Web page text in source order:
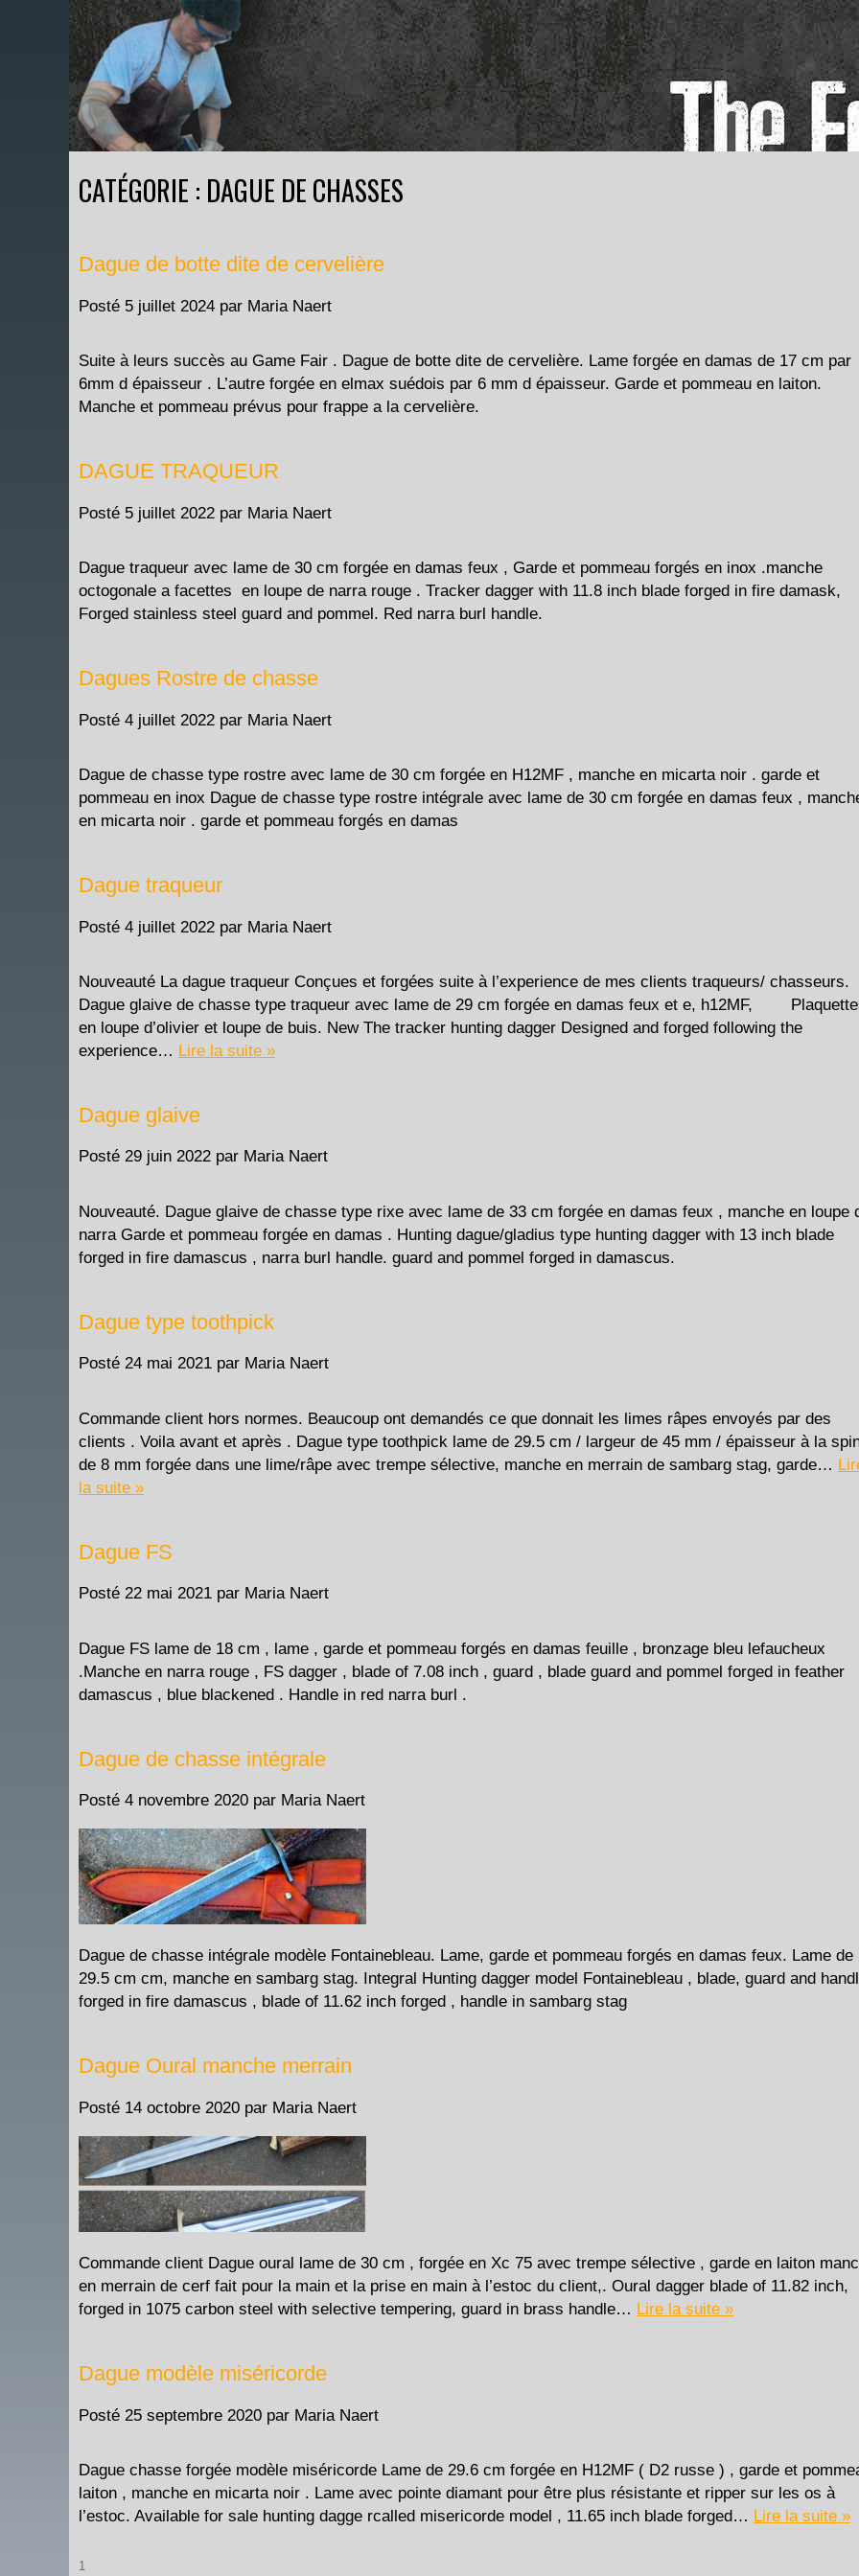
CATÉGORIE : DAGUE DE CHASSES
Dague de botte dite de cervelière
Posté 5 juillet 2024 par Maria Naert
Suite à leurs succès au Game Fair . Dague de botte dite de cervelière. Lame forgée en damas de 17 cm par
6mm d épaisseur . L’autre forgée en elmax suédois par 6 mm d épaisseur. Garde et pommeau en laiton.
Manche et pommeau prévus pour frappe a la cervelière.
DAGUE TRAQUEUR
Posté 5 juillet 2022 par Maria Naert
Dague traqueur avec lame de 30 cm forgée en damas feux , Garde et pommeau forgés en inox .manche
octogonale a facettes en loupe de narra rouge . Tracker dagger with 11.8 inch blade forged in fire damask,
Forged stainless steel guard and pommel. Red narra burl handle.
Dagues Rostre de chasse
Posté 4 juillet 2022 par Maria Naert
Dague de chasse type rostre avec lame de 30 cm forgée en H12MF , manche en micarta noir . garde et
pommeau en inox Dague de chasse type rostre intégrale avec lame de 30 cm forgée en damas feux ,
en micarta noir . garde et pommeau forgés en damas
Dague traqueur
Posté 4 juillet 2022 par Maria Naert
Nouveauté La dague traqueur Conçues et forgées suite à l’experience de mes clients traqueurs/ chasseurs.
Dague glaive de chasse type traqueur avec lame de 29 cm forgée en damas feux et e, h12MF,
en loupe d’olivier et loupe de buis. New The tracker hunting dagger Designed and forged following the
experience… Lire la suite »
Dague glaive
Posté 29 juin 2022 par Maria Naert
Nouveauté. Dague glaive de chasse type rixe avec lame de 33 cm forgée en damas feux , manche en loupe
narra Garde et pommeau forgée en damas . Hunting dague/gladius type hunting dagger with 13 inch blade
forged in fire damascus , narra burl handle. guard and pommel forged in damascus.
Dague type toothpick
Posté 24 mai 2021 par Maria Naert
Commande client hors normes. Beaucoup ont demandés ce que donnait les limes râpes envoyés par des
clients . Voila avant et après . Dague type toothpick lame de 29.5 cm / largeur de 45 mm / épaisseur à la
de 8 mm forgée dans une lime/râpe avec trempe sélective, manche en merrain de sambarg stag, garde…
la suite »
Dague FS
Posté 22 mai 2021 par Maria Naert
Dague FS lame de 18 cm , lame , garde et pommeau forgés en damas feuille , bronzage bleu lefaucheux
.Manche en narra rouge , FS dagger , blade of 7.08 inch , guard , blade guard and pommel forged in feather
damascus , blue blackened . Handle in red narra burl .
Dague de chasse intégrale
Posté 4 novembre 2020 par Maria Naert
Dague de chasse intégrale modèle Fontainebleau. Lame, garde et pommeau forgés en damas feux. Lame de
29.5 cm cm, manche en sambarg stag. Integral Hunting dagger model Fontainebleau , blade, guard and
forged in fire damascus , blade of 11.62 inch forged , handle in sambarg stag
Dague Oural manche merrain
Posté 14 octobre 2020 par Maria Naert
Commande client Dague oural lame de 30 cm , forgée en Xc 75 avec trempe sélective , garde en laiton
en merrain de cerf fait pour la main et la prise en main à l’estoc du client,. Oural dagger blade of 11.82 inch,
forged in 1075 carbon steel with selective tempering, guard in brass handle… Lire la suite »
Dague modèle miséricorde
Posté 25 septembre 2020 par Maria Naert
Dague chasse forgée modèle miséricorde Lame de 29.6 cm forgée en H12MF ( D2 russe ) , garde et
laiton , manche en micarta noir . Lame avec pointe diamant pour être plus résistante et ripper sur les os à
l’estoc. Available for sale hunting dagge rcalled misericorde model , 11.65 inch blade forged… Lire la suite »
1